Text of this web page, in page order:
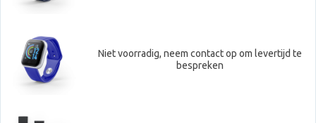
Niet voorradig, neem contact op om levertijd te
bespreken